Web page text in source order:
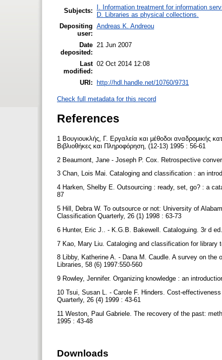
Subjects:
I. Information treatment for information
D. Libraries as physical collections.
Depositing
user:
Andreas K. Andreou
Date
deposited:
21 Jun 2007
Last
modified:
02 Oct 2014 12:08
URI: http://hdl.handle.net/10760/9731
Check full metadata for this record
References
1 Βουγιουκλής, Γ. Εργαλεία και μέθοδοι αναδρομικής
Βιβλιοθήκες και Πληροφόρηση, (12-13) 1995 : 56-61
2 Beaumont, Jane - Joseph P. Cox. Retrospective
3 Chan, Lois Mai. Cataloging and classification : an
4 Harken, Shelby E. Outsourcing : ready, set, go? : a
87
5 Hill, Debra W. To outsource or not: University of
Classification Quarterly, 26 (1) 1998 : 63-73
6 Hunter, Eric J.. - K.G.B. Bakewell. Cataloguing. 3r d
7 Kao, Mary Liu. Cataloging and classification for
8 Libby, Katherine A. - Dana M. Caudle. A survey on
Libraries, 58 (6) 1997:550-560
9 Rowley, Jennifer. Organizing knowledge : an
10 Tsui, Susan L. - Carole F. Hinders. Cost-
Quarterly, 26 (4) 1999 : 43-61
11 Weston, Paul Gabriele. The recovery of the past:
1995 : 43-48
Downloads